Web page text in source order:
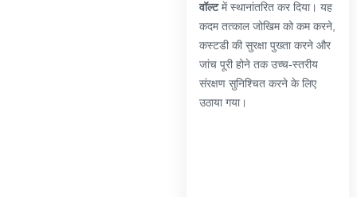
वॉल्टमें स्थानांतरित कर दिया। यह
कदम तत्काल जोखिम को कम करने,
कस्टडी की सुरक्षा पुख्ता करने और
जांच पूरी होने तक उच्च-स्तरीय
संरक्षण सुनिश्चित करने के लिए
उठाया गया।